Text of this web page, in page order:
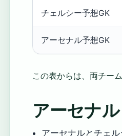
チェルシー予想GK
アーセナル予想GK
この表からは、両チー
アーセナ
アーセナルとチェ